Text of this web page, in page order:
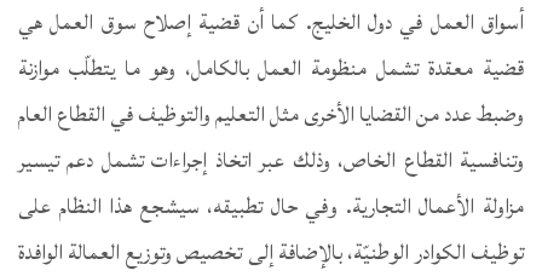
أسواق العمل في دول الخليج. كما أن قضية إصلاح سوق العمل هي
قضية معقدة تشمل منظومة العمل بالكامل، وهو ما يتطلّب موازنة
وضبط عدد من القضايا الأخرى مثل التعليم والتوظيف في القطاع العام
وتنافسية القطاع الخاص، وذلك عبر اتخاذ إجراءات تشمل دعم تيسير
مزاولة الأعمال التجارية. وفي حال تطبيقه، سيشجع هذا النظام على
توظيف الكوادر الوطنيّة، بالإضافة إلى تخصيص وتوزيع العمالة الوافدة